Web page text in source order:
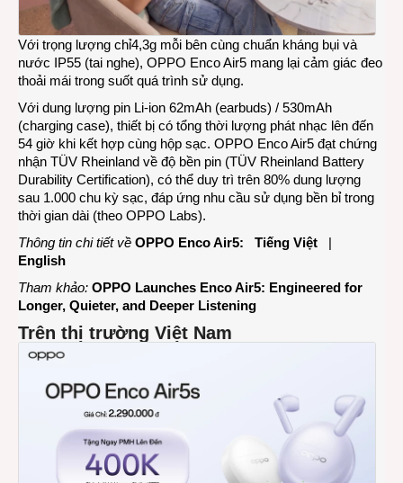
Với trọng lượng chỉ4,3g mỗi bên cùng chuẩn kháng bụi và
nước IP55 (tai nghe), OPPO Enco Air5 mang lại cảm giác đeo
thoải mái trong suốt quá trình sử dụng.
Với dung lượng pin Li-ion 62mAh (earbuds) / 530mAh
(charging case), thiết bị có tổng thời lượng phát nhạc lên đến
54 giờ khi kết hợp cùng hộp sạc. OPPO Enco Air5 đạt chứng
nhận TÜV Rheinland về độ bền pin (TÜV Rheinland Battery
Durability Certification), có thể duy trì trên 80% dung lượng
sau 1.000 chu kỳ sạc, đáp ứng nhu cầu sử dụng bền bỉ trong
thời gian dài (theo OPPO Labs).
Thông tin chi tiết về OPPO Enco Air5: Tiếng Việt
|
English
Tham khảo: OPPO Launches Enco Air5: Engineered for
Longer, Quieter, and Deeper Listening
Trên thị trường Việt Nam